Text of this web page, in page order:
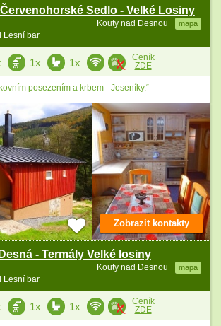
Sedlo - Velké Losiny
Kouty nad Desnou mapa
Lesní bar
1x 1x
Ceník
ZDE
posezením a krbem - Jeseníky.“
- Termály Velké losiny
Kouty nad Desnou mapa
Lesní bar
Zobrazit kontakty
1x 1x
Ceník
ZDE